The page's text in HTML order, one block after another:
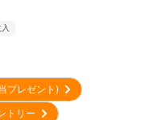
プレゼント)
トリー